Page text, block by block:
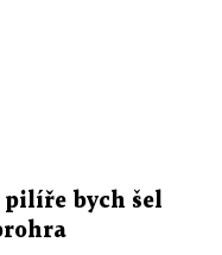
pilíře bych šel